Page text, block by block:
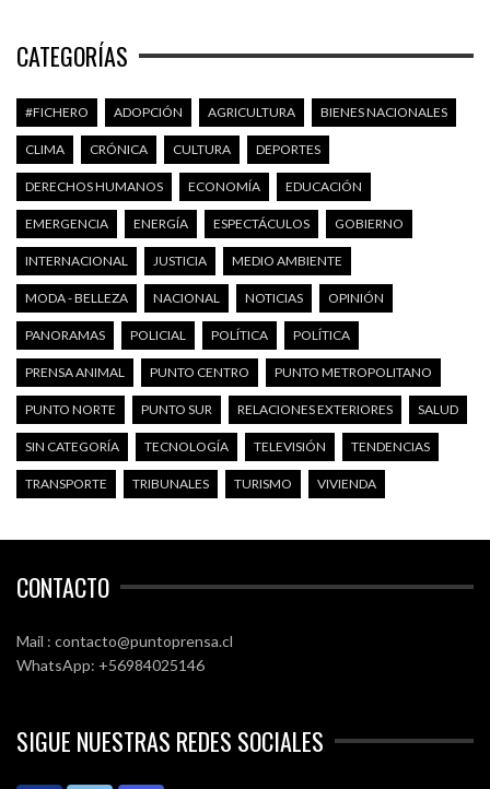
CATEGORÍAS
#FICHERO ADOPCIÓN AGRICULTURA BIENES NACIONALES
CLIMA CRÓNICA CULTURA DEPORTES
DERECHOS HUMANOS ECONOMÍA EDUCACIÓN
EMERGENCIA ENERGÍA ESPECTÁCULOS GOBIERNO
INTERNACIONAL JUSTICIA MEDIO AMBIENTE
MODA - BELLEZA NACIONAL NOTICIAS OPINIÓN
PANORAMAS POLICIAL POLÍTICA POLÍTICA
PRENSA ANIMAL PUNTO CENTRO PUNTO METROPOLITANO
PUNTO NORTE PUNTO SUR RELACIONES EXTERIORES SALUD
SIN CATEGORÍA TECNOLOGÍA TELEVISIÓN TENDENCIAS
TRANSPORTE TRIBUNALES TURISMO VIVIENDA
CONTACTO
Mail : contacto@puntoprensa.cl
WhatsApp: +56984025146
SIGUE NUESTRAS REDES SOCIALES